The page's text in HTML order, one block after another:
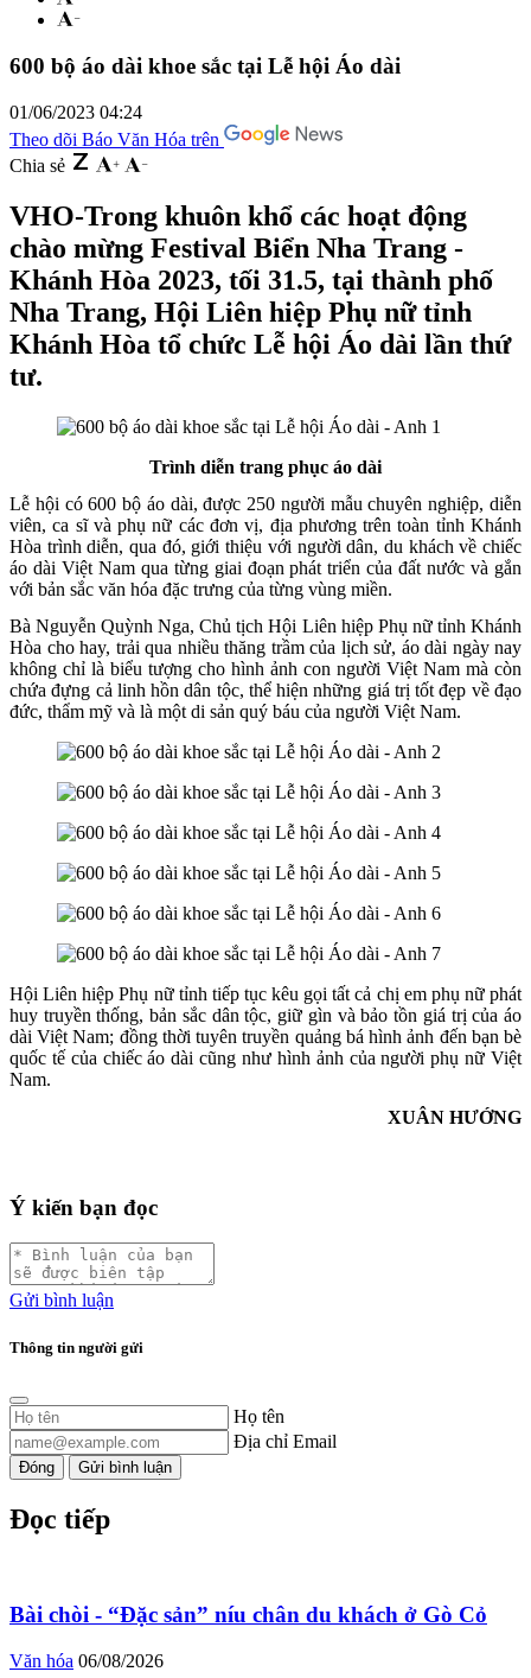
600 bộ áo dài khoe sắc tại Lễ hội Áo dài
01/06/2023 04:24
Theo dõi Báo Văn Hóa trên
Chia sẻ
VHO-Trong khuôn khổ các hoạt động
chào mừng Festival Biển Nha Trang -
Khánh Hòa 2023, tối 31.5, tại thành phố
Nha Trang, Hội Liên hiệp Phụ nữ tỉnh
Khánh Hòa tổ chức Lễ hội Áo dài lần thứ
tư.
Trình diễn trang phục áo dài
Lễ hội có 600 bộ áo dài, được 250 người mẫu chuyên nghiệp, diễn
viên, ca sĩ và phụ nữ các đơn vị, địa phương trên toàn tỉnh Khánh
Hòa trình diễn, qua đó, giới thiệu với người dân, du khách về chiếc
áo dài Việt Nam qua từng giai đoạn phát triển của đất nước và gắn
với bản sắc văn hóa đặc trưng của từng vùng miền.
Bà Nguyễn Quỳnh Nga, Chủ tịch Hội Liên hiệp Phụ nữ tỉnh Khánh
Hòa cho hay, trải qua nhiều thăng trầm của lịch sử, áo dài ngày nay
không chỉ là biểu tượng cho hình ảnh con người Việt Nam mà còn
chứa đựng cả linh hồn dân tộc, thể hiện những giá trị tốt đẹp về đạo
đức, thẩm mỹ và là một di sản quý báu của người Việt Nam.
Hội Liên hiệp Phụ nữ tỉnh tiếp tục kêu gọi tất cả chị em phụ nữ phát
huy truyền thống, bản sắc dân tộc, giữ gìn và bảo tồn giá trị của áo
dài Việt Nam; đồng thời tuyên truyền quảng bá hình ảnh đến bạn bè
quốc tế của chiếc áo dài cũng như hình ảnh của người phụ nữ Việt
Nam.
XUÂN HƯỚNG
Ý kiến bạn đọc
Gửi bình luận
Thông tin người gửi
Họ tên
Địa chỉ Email
Đóng Gửi bình luận
Đọc tiếp
Bài chòi - “Đặc sản” níu chân du khách ở Gò Cỏ
Văn hóa 06/08/2026